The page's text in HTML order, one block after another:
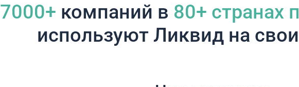
7000+ компаний в 80+ cтранах
используют Ликвид на